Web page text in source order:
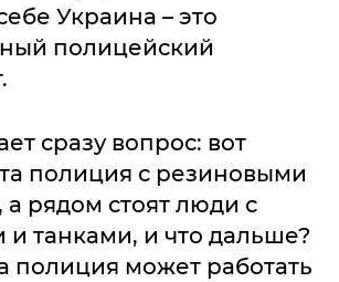
Украина – это
полицейский
сразу вопрос: вот
полиция с резиновыми
рядом стоят люди с
и танками, и что дальше?
полиция может работать